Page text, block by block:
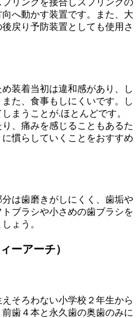
リングを接合しスプリングの
へ動かす装置です。また、大
戻り予防装置としても使用さ
装着当初は違和感があり、し
た、食事もしにくいです。し
まうことが.ほとんどです。
、痛みを感じることもあるた
慣らしていくことをおすすめ
は歯磨きがしにくく、歯垢や
ブラシや小さめの歯ブラシを
ょう。
ーアーチ）
そろわない小学校２年生から
歯４本と永久歯の奥歯のみに